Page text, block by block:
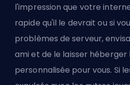
l'impression que votre
rapide qu'il le devrait ou si
problèmes de serveur,
ami et de le laisser héberger
personnalisée pour vous. Si